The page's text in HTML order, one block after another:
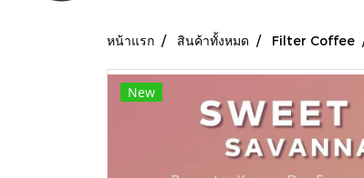
หน้าแรก สินค้าทั้งหมด Filter Coffee
New